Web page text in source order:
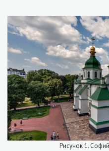
Рисунок 1.